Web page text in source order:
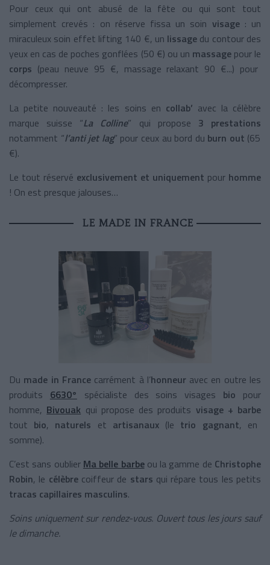
Pour ceux qui ont abusé de la fête ou qui sont tout
simplement crevés : on réserve fissa un soin visage: un
miraculeux soin effet lifting 140 €, un lissage du contour des
yeux en cas de poches gonflées (50 €) ou un massage pour le
corps (peau neuve 95 €, massage relaxant 90 €...) pour
décompresser.
La petite nouveauté : les soins en collab’ avec la célèbre
marque suisse “La Colline” qui propose 3 prestations
notamment “l’anti jet lag” pour ceux au bord du burn out (65
€).
Le tout réservé exclusivement et uniquement pour homme
! On est presque jalouses…
LE MADE IN FRANCE
Du made in Francecarrément à l’honneur avec en outre les
produits 6630° spécialiste des soins visages bio pour
homme, Bivouak qui propose des produits visage + barbe
tout bio, naturels et artisanaux(le trio gagnant, en
somme).
C’est sans oublier Ma belle barbeou la gamme de Christophe
Robin, le célèbrecoiffeur de stars qui répare tous les petits
tracas capillaires masculins.
Soins uniquement sur rendez-vous. Ouvert tous les jours sauf
le dimanche.